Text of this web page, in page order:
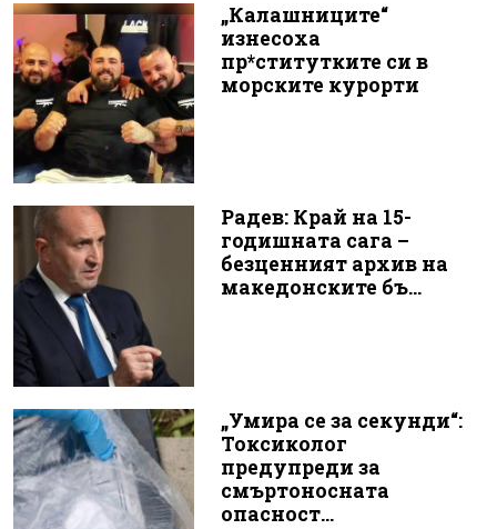
„Калашниците“
изнесоха
пр*ститутките си в
морските курорти
Радев: Край на 15-
годишната сага –
безценният архив на
македонските бъ...
„Умира се за секунди“:
Токсиколог
предупреди за
смъртоносната
опасност...